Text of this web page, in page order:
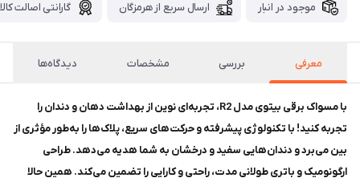
موجود در انبار ارسال سریع از هرمزگان گارانتی اصالت کالا
معرفی بررسی مشخصات دیدگاه‌ها
با مسواک برقی بیتوی مدل R2، تجربه‌ای نوین از بهداشت دهان و دندان را
تجربه کنید! با تکنولوژی پیشرفته و حرکت‌های سریع، پلاک‌ها را به‌طور مؤثری از
بین می‌برد و دندان‌هایی سفید و درخشان به شما هدیه می‌دهد. طراحی
ارگونومیک و باتری طولانی مدت، راحتی و کارایی را تضمین می‌کند. همین حالا